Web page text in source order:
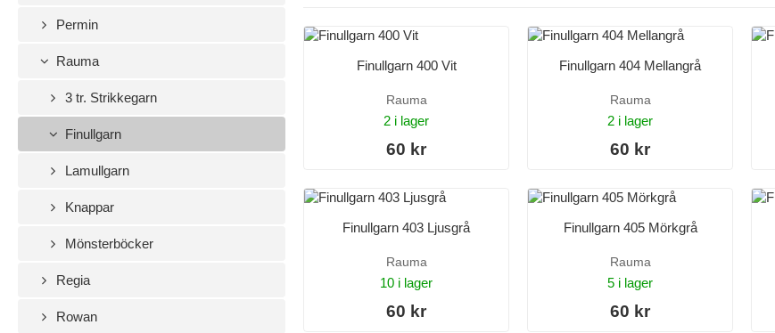
Permin
Rauma
3 tr. Strikkegarn
Finullgarn
Lamullgarn
Knappar
Mönsterböcker
Regia
Rowan
Finullgarn 400 Vit
Rauma
2 i lager
60 kr
Finullgarn 404 Mellangrå
Rauma
2 i lager
60 kr
Finullgarn 403 Ljusgrå
Rauma
10 i lager
60 kr
Finullgarn 405 Mörkgrå
Rauma
5 i lager
60 kr